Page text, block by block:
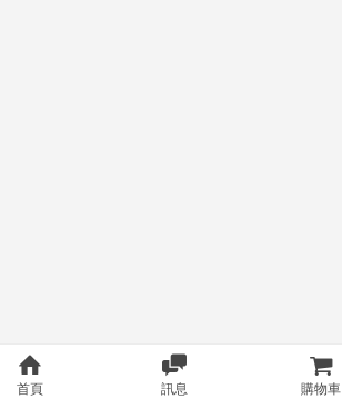
首頁 訊息 購物車